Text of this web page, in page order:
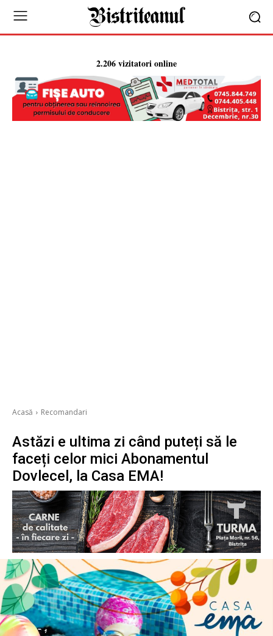
2.206 vizitatori online
Acasă Recomandari
Astăzi e ultima zi când puteți să le
faceți celor mici Abonamentul
Dovlecel, la Casa EMA!